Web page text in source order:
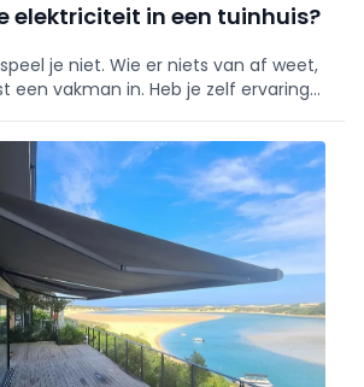
elektriciteit in een tuinhuis?
je niet. Wie er niets van af weet,
een vakman in. Heb je zelf ervaring
kun je perfect zelf alles uitvoeren. Er
minder stroo